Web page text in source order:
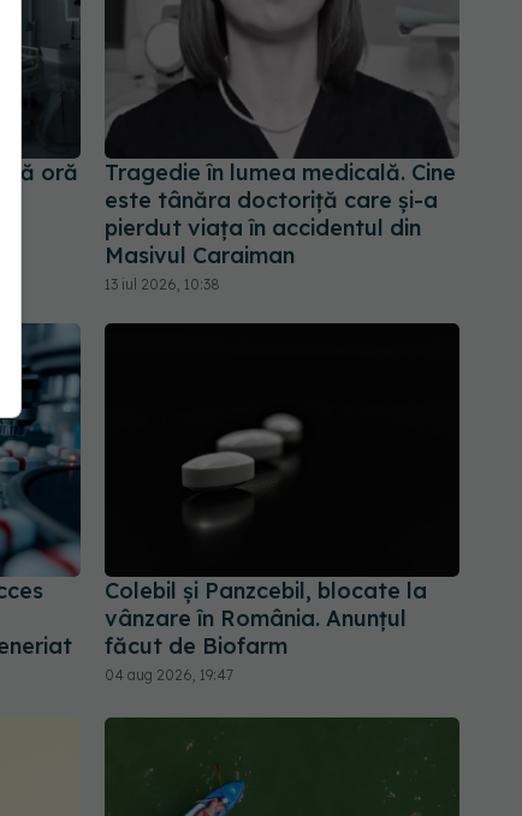
oră
Tragedie în lumea medicală. Cine
este tânăra doctoriță care și-a
pierdut viața în accidentul din
Masivul Caraiman
13 iul 2026, 10:38
Colebil și Panzcebil, blocate la
vânzare în România. Anunțul
făcut de Biofarm
04 aug 2026, 19:47